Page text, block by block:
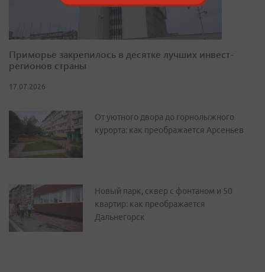
Приморье закрепилось в десятке лучших инвест-
регионов страны
17.07.2026
От уютного двора до горнолыжного
курорта: как преображается Арсеньев
Новый парк, сквер с фонтаном и 50
квартир: как преображается
Дальнегорск